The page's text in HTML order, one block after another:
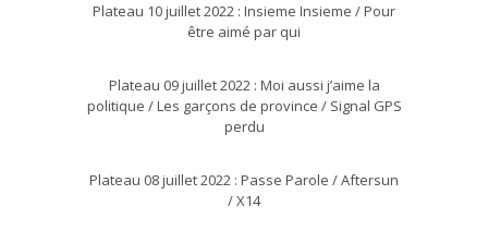
Plateau 10 juillet 2022 : Insieme Insieme / Pour
être aimé par qui
Plateau 09 juillet 2022 : Moi aussi j’aime la
politique / Les garçons de province / Signal GPS
perdu
Plateau 08 juillet 2022 : Passe Parole / Aftersun
/ X14